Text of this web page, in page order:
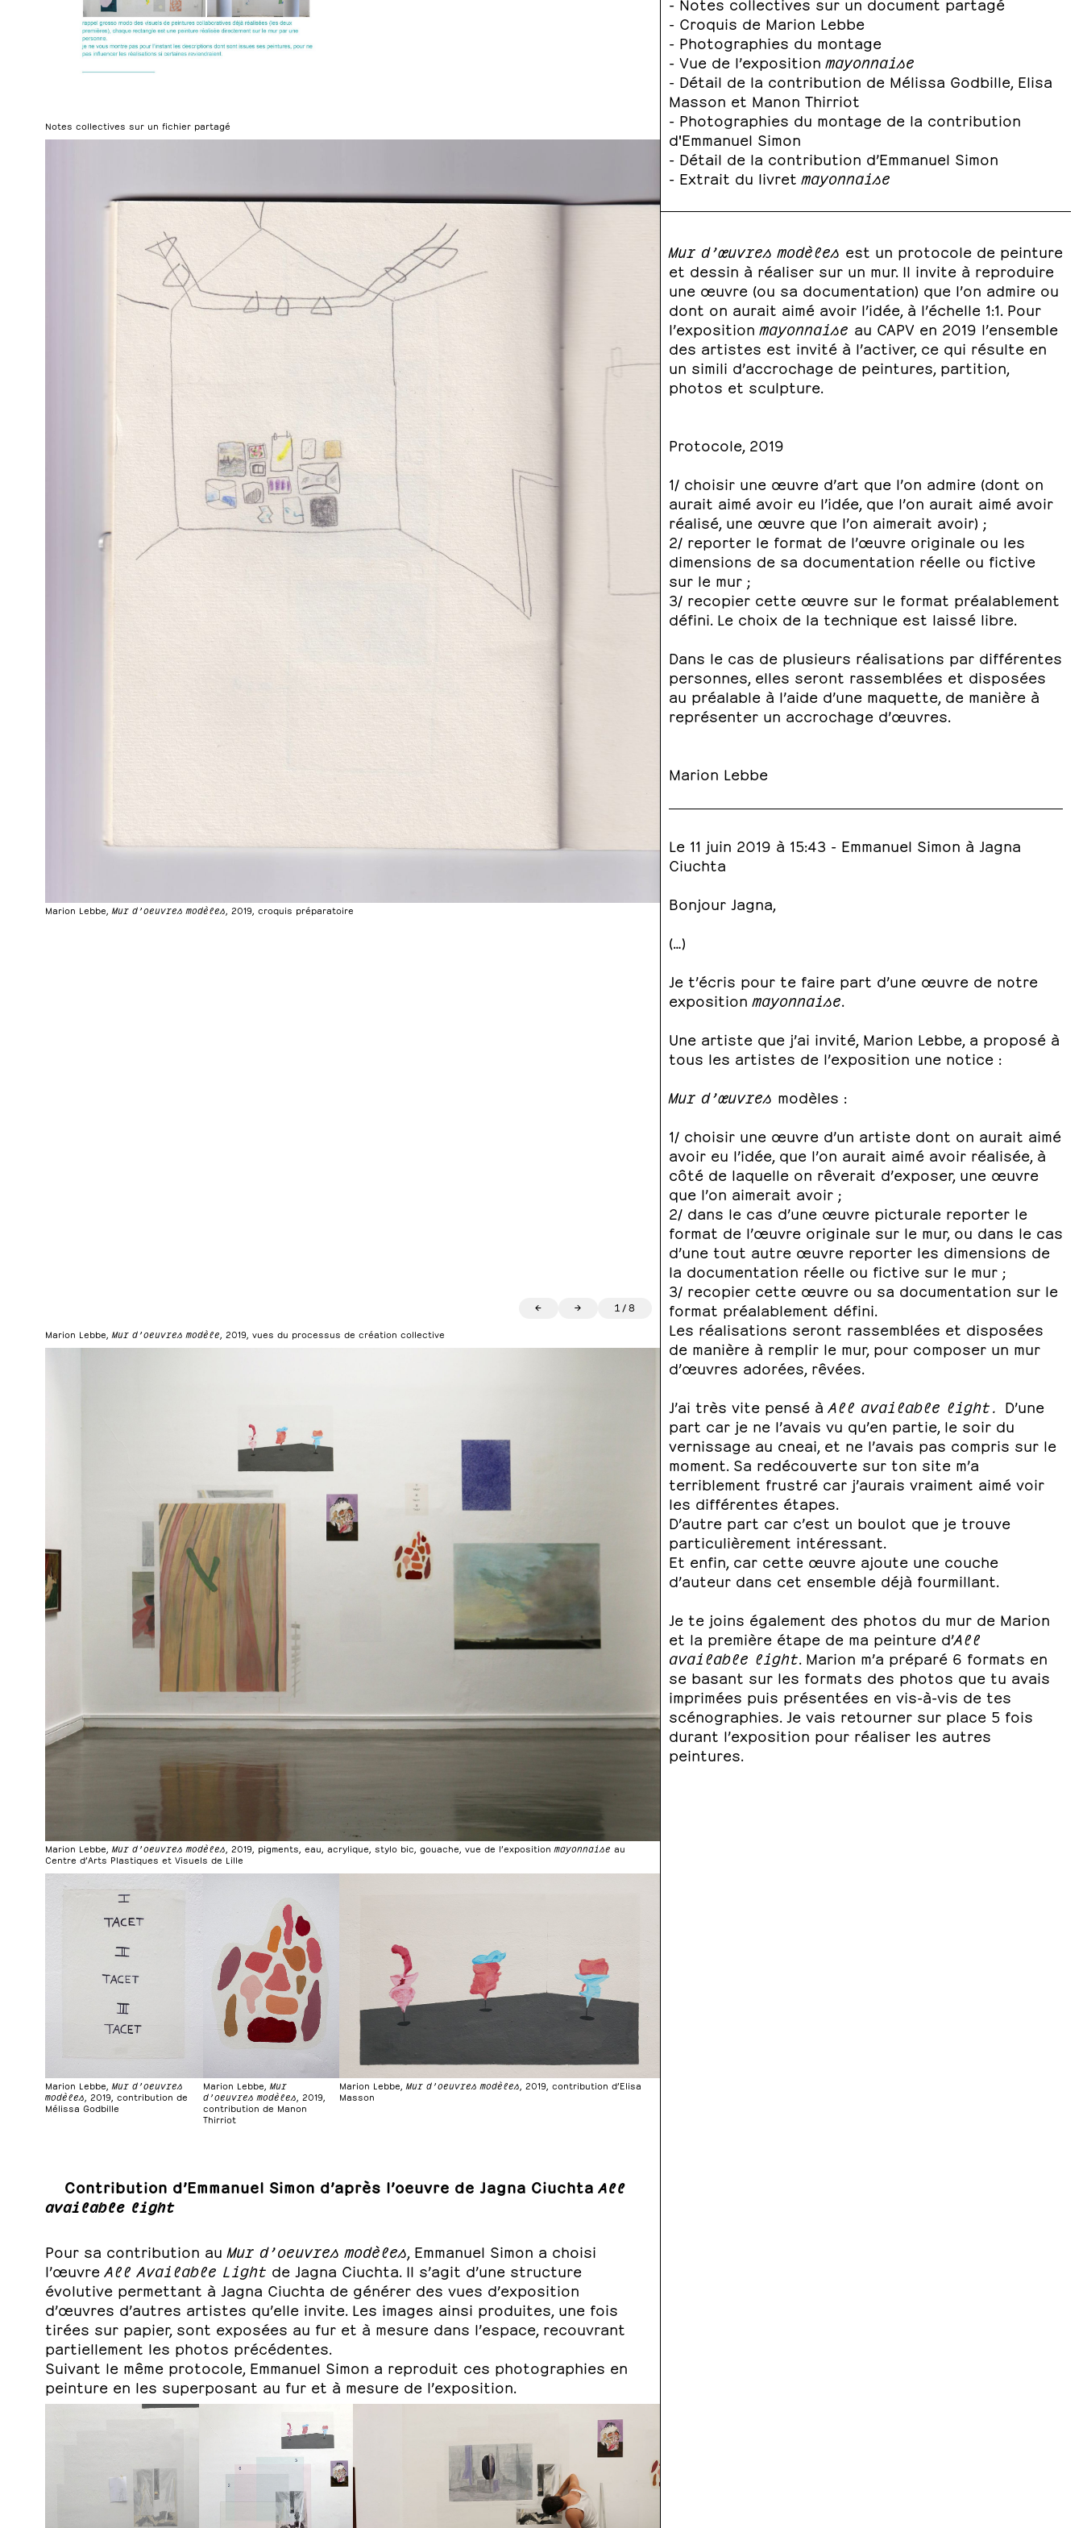
- Croquis de Marion Lebbe
- Photographies du montage
- Vue de l’expositionmayonnaise
- Détail de la contribution de Mélissa Godbille, Elisa
Masson et Manon Thirriot
- Photographies du montage de la contribution
d'Emmanuel Simon
- Détail de la contribution d’Emmanuel Simon
- Extrait du livretmayonnaise
Mur d’œuvres modèles est un protocole de peinture
et dessin à réaliser sur un mur. Il invite à reproduire
une œuvre (ou sa documentation) que l’on admire ou
dont on aurait aimé avoir l’idée, à l’échelle 1:1. Pour
l’expositionmayonnaise au CAPV en 2019 l’ensemble
des artistes est invité à l’activer, ce qui résulte en
un simili d’accrochage de peintures, partition,
photos et sculpture.
Protocole, 2019
1/ choisir une œuvre d’art que l’on admire (dont on
aurait aimé avoir eu l’idée, que l’on aurait aimé avoir
réalisé, une œuvre que l’on aimerait avoir) ;
2/ reporter le format de l’œuvre originale ou les
dimensions de sa documentation réelle ou fictive
sur le mur ;
3/ recopier cette œuvre sur le format préalablement
défini. Le choix de la technique est laissé libre.
Dans le cas de plusieurs réalisations par différentes
personnes, elles seront rassemblées et disposées
au préalable à l’aide d’une maquette, de manière à
représenter un accrochage d’œuvres.
Marion Lebbe
Le 11 juin 2019 à 15:43 - Emmanuel Simon à Jagna
Ciuchta
Bonjour Jagna,
(…)
Je t’écris pour te faire part d’une œuvre de notre
expositionmayonnaise.
Une artiste que j’ai invité, Marion Lebbe, a proposé à
tous les artistes de l’exposition une notice :
Mur d’œuvres modèles :
1/ choisir une œuvre d’un artiste dont on aurait aimé
avoir eu l’idée, que l’on aurait aimé avoir réalisée, à
côté de laquelle on rêverait d’exposer, une œuvre
que l’on aimerait avoir ;
2/ dans le cas d’une œuvre picturale reporter le
format de l’œuvre originale sur le mur, ou dans le cas
d’une tout autre œuvre reporter les dimensions de
la documentation réelle ou fictive sur le mur ;
3/ recopier cette œuvre ou sa documentation sur le
format préalablement défini.
Les réalisations seront rassemblées et disposées
de manière à remplir le mur, pour composer un mur
d’œuvres adorées, rêvées.
J’ai très vite pensé à All available light. D’une
part car je ne l’avais vu qu’en partie, le soir du
vernissage au cneai, et ne l’avais pas compris sur le
moment. Sa redécouverte sur ton site m’a
terriblement frustré car j’aurais vraiment aimé voir
les différentes étapes.
D’autre part car c’est un boulot que je trouve
particulièrement intéressant.
Et enfin, car cette œuvre ajoute une couche
d’auteur dans cet ensemble déjà fourmillant.
Je te joins également des photos du mur de Marion
et la première étape de ma peinture d’All
available light. Marion m’a préparé 6 formats en
se basant sur les formats des photos que tu avais
imprimées puis présentées en vis-à-vis de tes
scénographies. Je vais retourner sur place 5 fois
durant l’exposition pour réaliser les autres
peintures.
Notes collectives sur un fichier partagé
Marion Lebbe, Mur d’oeuvres modèles, 2019, croquis préparatoire
← → 1 /8
Marion Lebbe, Mur d’oeuvres modèle, 2019, vues du processus de création collective
Marion Lebbe, Mur d’oeuvres modèles, 2019, pigments, eau, acrylique, stylo bic, gouache, vue de l’expositionmayonnaise au
Centre d’Arts Plastiques et Visuels de Lille
Marion Lebbe, Mur d’oeuvres
modèles, 2019, contribution de
Mélissa Godbille
Marion Lebbe, Mur
d’oeuvres modèles, 2019,
contribution de Manon
Thirriot
Marion Lebbe,Mur d’oeuvres modèles, 2019, contribution d’Elisa
Masson
Contribution d’Emmanuel Simon d’après l’oeuvre de Jagna CiuchtaAll
available light
Pour sa contribution au Mur d’oeuvres modèles , Emmanuel Simon a choisi
l’œuvre All Available Light de Jagna Ciuchta. Il s’agit d’une structure
évolutive permettant à Jagna Ciuchta de générer des vues d’exposition
d’œuvres d’autres artistes qu’elle invite. Les images ainsi produites, une fois
tirées sur papier, sont exposées au fur et à mesure dans l’espace, recouvrant
partiellement les photos précédentes.
Suivant le même protocole, Emmanuel Simon a reproduit ces photographies en
peinture en les superposant au fur et à mesure de l’exposition.